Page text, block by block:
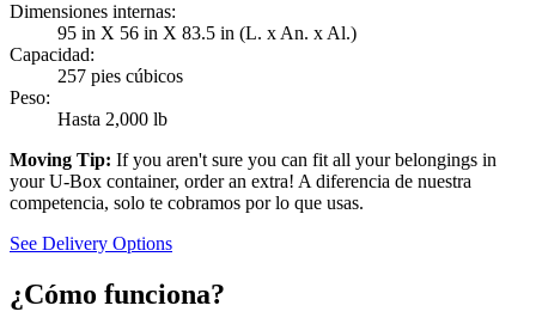
Dimensiones internas:
95 in X 56 in X 83.5 in (L. x An. x Al.)
Capacidad:
257 pies cúbicos
Peso:
Hasta 2,000 lb
Moving Tip: If you aren't sure you can fit all your belongings in
yourU-Box container, order an extra! A diferencia de nuestra
competencia, solo te cobramos por lo que usas.
See Delivery Options
¿Cómo funciona?